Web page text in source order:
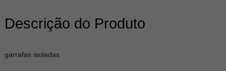
Descrição do Produto
garrafas isoladas